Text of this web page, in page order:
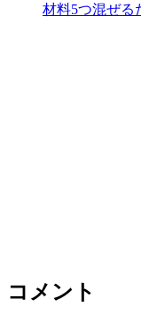
材料5つ混ぜる
コメント